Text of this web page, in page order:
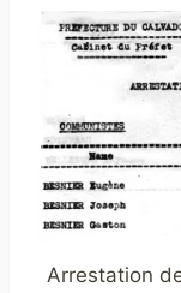
Arrestation